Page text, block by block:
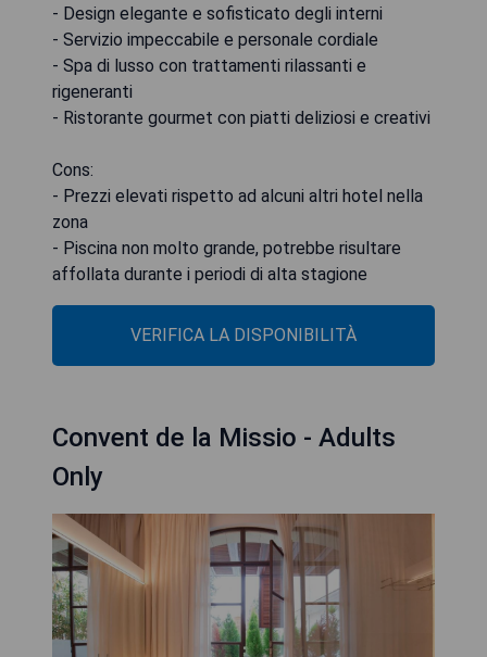
- Design elegante e sofisticato degli interni
- Servizio impeccabile e personale cordiale
- Spa di lusso con trattamenti rilassanti e
rigeneranti
- Ristorante gourmet con piatti deliziosi e creativi
Cons:
- Prezzi elevati rispetto ad alcuni altri hotel nella
zona
- Piscina non molto grande, potrebbe risultare
affollata durante i periodi di alta stagione
VERIFICA LA DISPONIBILITÀ
Convent de la Missio - Adults
Only